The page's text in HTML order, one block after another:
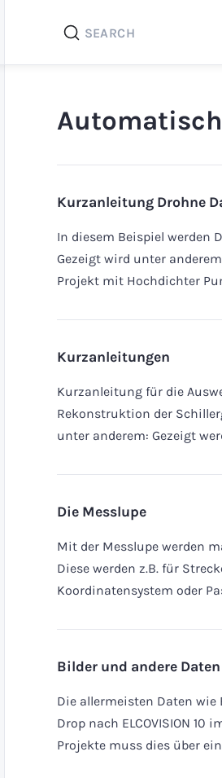
SEARCH
Kurzanleitung Drohne
In diesem Beispiel werden
Gezeigt wird unter
Projekt mit Hochdichter
Kurzanleitungen
Kurzanleitung für die
Rekonstruktion der
unter anderem: Gezeigt
Die Messlupe
Mit der Messlupe werden
Diese werden z.B. für
Koordinatensystem oder
Bilder und andere
Die allermeisten Daten
Drop nach ELCOVISION
Projekte muss dies über